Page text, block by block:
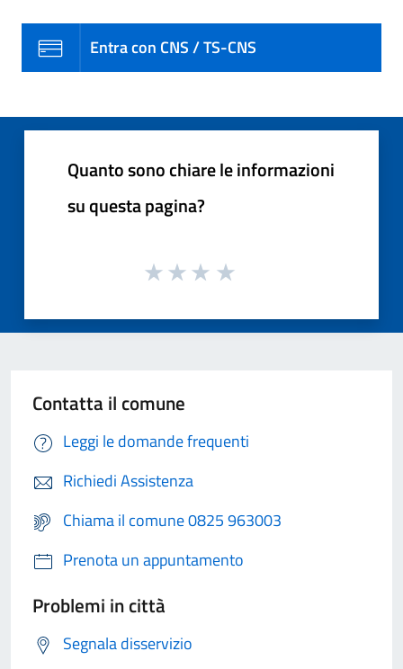
Entra con CNS / TS-CNS
Quanto sono chiare le informazioni
su questa pagina?
Contatta il comune
Leggi le domande frequenti
Richiedi Assistenza
Chiama il comune 0825 963003
Prenota un appuntamento
Problemi in città
Segnala disservizio